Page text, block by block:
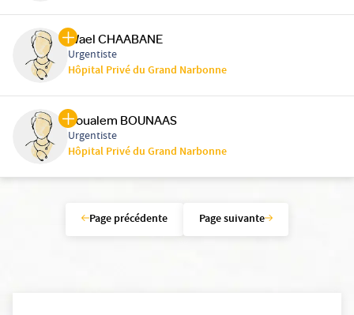
Wael CHAABANE
Urgentiste
Hôpital Privé du Grand Narbonne
Boualem BOUNAAS
Urgentiste
Hôpital Privé du Grand Narbonne
Page précédente Page suivante